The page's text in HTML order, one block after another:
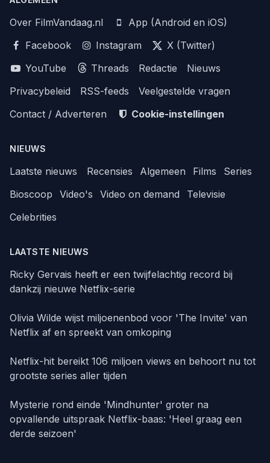
Over FilmVandaag.nl
App (Android en iOS)
Facebook
Instagram
X (Twitter)
YouTube
Threads Redactie
Nieuws
Privacybeleid
RSS-feeds
Veelgestelde vragen
Contact / Adverteren
Cookie-instellingen
NIEUWS
Laatste nieuws Recensies Algemeen Films
Series
Bioscoop
Video's Video on demand
Televisie
Celebrities
LAATSTE NIEUWS
Ricky Gervais heeft er een twijfelachtig record bij
dankzij nieuwe Netflix-serie
Olivia Wilde wijst miljoenenbod voor 'The Invite' van
Netflix af en spreekt van omkoping
Netflix-hit bereikt 106 miljoen views en behoort nu tot
grootste series aller tijden
Mysterie rond einde 'Mindhunter' groter na
opvallende uitspraak Netflix-baas: 'Heel graag een
derde seizoen'